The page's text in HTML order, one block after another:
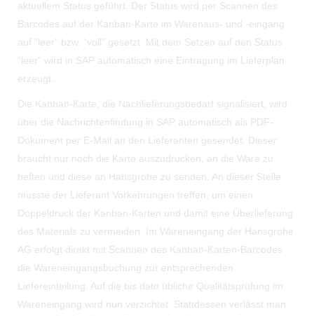
aktuellem Status geführt. Der Status wird per Scannen des
Barcodes auf der Kanban-Karte im Warenaus- und -eingang
auf “leer” bzw. “voll” gesetzt. Mit dem Setzen auf den Status
“leer” wird in SAP automatisch eine Eintragung im Lieferplan
erzeugt.
Die Kanban-Karte, die Nachlieferungsbedarf signalisiert, wird
über die Nachrichtenfindung in SAP automatisch als PDF-
Dokument per E-Mail an den Lieferanten gesendet. Dieser
braucht nur noch die Karte auszudrucken, an die Ware zu
heften und diese an Hansgrohe zu senden. An dieser Stelle
musste der Lieferant Vorkehrungen treffen, um einen
Doppeldruck der Kanban-Karten und damit eine Überlieferung
des Materials zu vermeiden. Im Wareneingang der Hansgrohe
AG erfolgt direkt mit Scannen des Kanban-Karten-Barcodes
die Wareneingangsbuchung zur entsprechenden
Liefereinteilung. Auf die bis dato übliche Qualitätsprüfung im
Wareneingang wird nun verzichtet. Stattdessen verlässt man